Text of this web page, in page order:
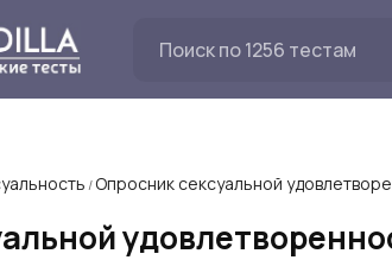
/ Опросник сексуальной